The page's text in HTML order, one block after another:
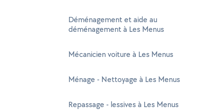
Déménagement et aide au
déménagement à Les Menus
Mécanicien voiture à Les Menus
Ménage - Nettoyage à Les Menus
Repassage - lessives à Les Menus